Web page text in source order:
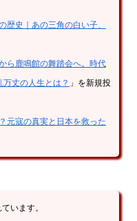
歴史｜あの三角の白い子、
鹿鳴館の舞踏会へ。時代
丈の人生とは？ 」を新規投
元寇の真実と日本を救った
います。